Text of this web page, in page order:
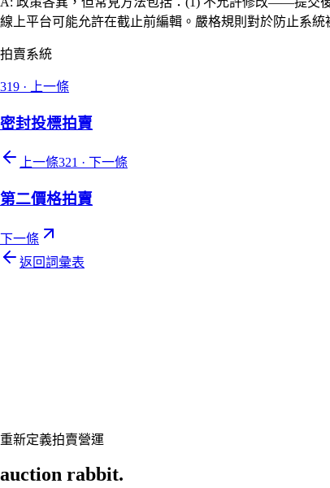
線上平台可能允許在截止前編輯。嚴格規則對於防止系
拍賣系統
319 · 上一條
密封投標拍賣
上一條321 · 下一條
第二價格拍賣
下一條
返回詞彙表
重新定義拍賣營運
auction rabbit.